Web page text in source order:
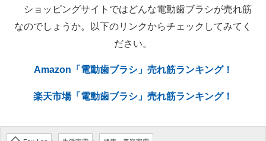
ショッピングサイトではどんな電動歯ブラシが売れ筋
なのでしょうか。以下のリンクからチェックしてみてく
ださい。
Amazon「電動歯ブラシ」売れ筋ランキング！
楽天市場「電動歯ブラシ」売れ筋ランキング！